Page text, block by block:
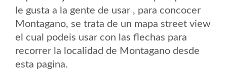
le gusta a la gente de usar , para concocer
Montagano, se trata de un mapa street view
el cual podeis usar con las flechas para
recorrer la localidad de Montagano desde
esta pagina.